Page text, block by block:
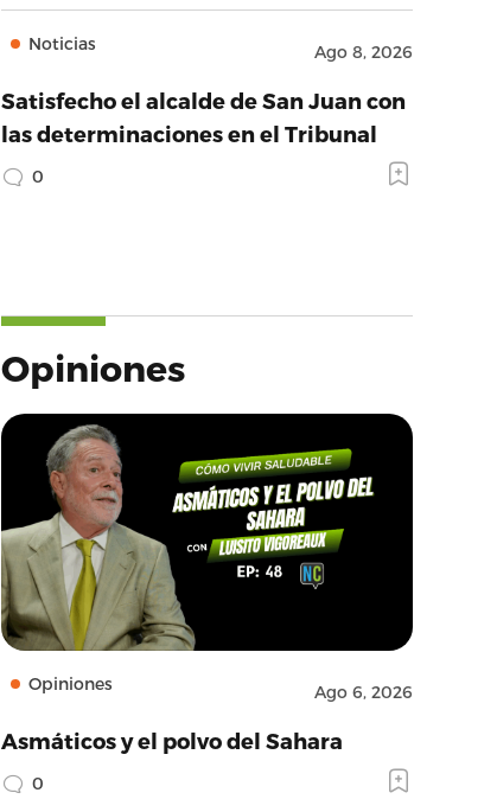
Noticias Ago 8, 2026
Satisfecho el alcalde de San Juan con
las determinaciones en el Tribunal
0
Opiniones
Opiniones Ago 6, 2026
Asmáticos y el polvo del Sahara
0